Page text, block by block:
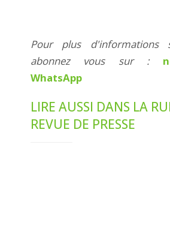
Pour plus d'informations
abonnez vous sur :
WhatsApp
LIRE AUSSI DANS LA
REVUE DE PRESSE